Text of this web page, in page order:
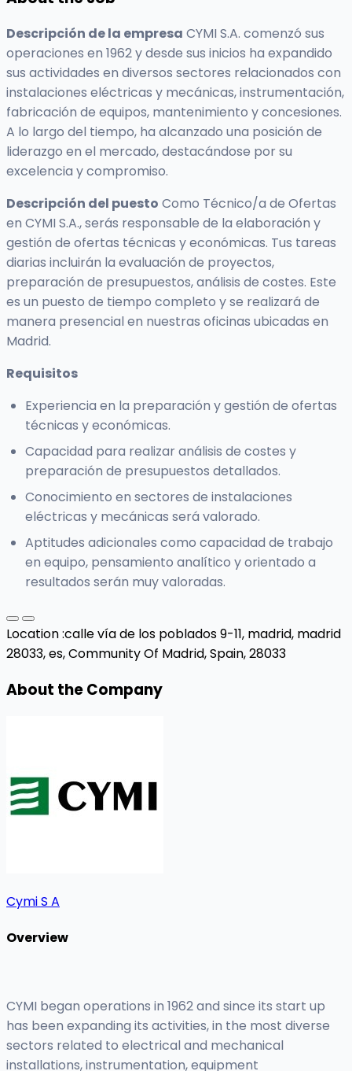
Descripción de la empresa CYMI S.A. comenzó sus
operaciones en 1962 y desde sus inicios ha expandido
sus actividades en diversos sectores relacionados con
instalaciones eléctricas y mecánicas, instrumentación,
fabricación de equipos, mantenimiento y concesiones.
A lo largo del tiempo, ha alcanzado una posición de
liderazgo en el mercado, destacándose por su
excelencia y compromiso.
Descripción del puesto Como Técnico/a de Ofertas
en CYMI S.A., serás responsable de la elaboración y
gestión de ofertas técnicas y económicas. Tus tareas
diarias incluirán la evaluación de proyectos,
preparación de presupuestos, análisis de costes. Este
es un puesto de tiempo completo y se realizará de
manera presencial en nuestras oficinas ubicadas en
Madrid.
Requisitos
Experiencia en la preparación y gestión de ofertas
técnicas y económicas.
Capacidad para realizar análisis de costes y
preparación de presupuestos detallados.
Conocimiento en sectores de instalaciones
eléctricas y mecánicas será valorado.
Aptitudes adicionales como capacidad de trabajo
en equipo, pensamiento analítico y orientado a
resultados serán muy valoradas.
Location :calle vía de los poblados 9-11, madrid, madrid
28033, es,Community Of Madrid, Spain, 28033
About the Company
Cymi S A
Overview
CYMI began operations in 1962 and since its start up
has been expanding its activities, in the most diverse
sectors related to electrical and mechanical
installations, instrumentation, equipment